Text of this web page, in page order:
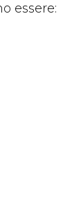
essere: